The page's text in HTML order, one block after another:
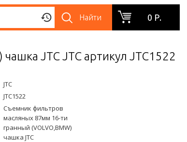
Найти 0 Р.
JTC JTC артикул JTC1522
JTC
JTC1522
Съемник фильтров
масляных 87мм 16-ти
гранный (VOLVO,BMW)
чашка JTC